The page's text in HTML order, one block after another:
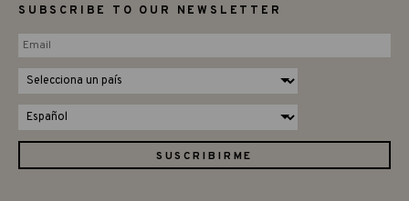
SUBSCRIBE TO OUR NEWSLETTER